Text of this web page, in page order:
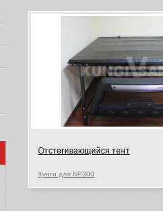
Отстегивающийся тент
Кунги для NP300